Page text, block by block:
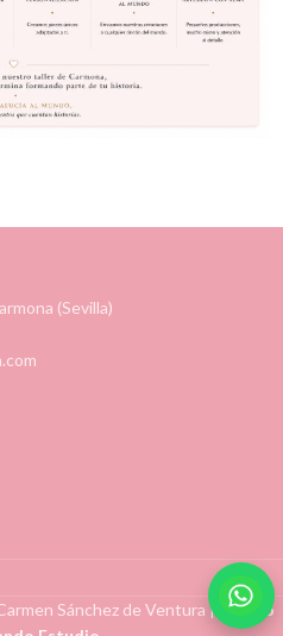
(Sevilla)
Sánchez de Ventura|
Diseño